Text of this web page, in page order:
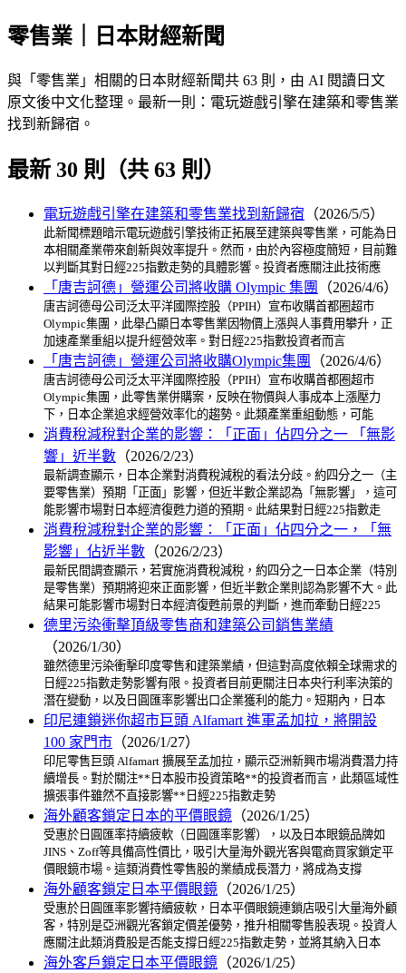
零售業｜日本財經新聞
與「零售業」相關的日本財經新聞共 63 則，由 AI 閱讀日文
原文後中文化整理。最新一則：電玩遊戲引擎在建築和零售業
找到新歸宿。
最新 30 則（共 63 則）
電玩遊戲引擎在建築和零售業找到新歸宿 （2026/5/5）
此新聞標題暗示電玩遊戲引擎技術正拓展至建築與零售業，可能為日
本相關產業帶來創新與效率提升。然而，由於內容極度簡短，目前難
以判斷其對日經225指數走勢的具體影響。投資者應關注此技術應
「唐吉訶德」營運公司將收購 Olympic 集團 （2026/4/6）
唐吉訶德母公司泛太平洋國際控股（PPIH）宣布收購首都圈超市
Olympic集團，此舉凸顯日本零售業因物價上漲與人事費用攀升，正
加速產業重組以提升經營效率。對日經225指數投資者而言
「唐吉訶德」營運公司將收購Olympic集團 （2026/4/6）
唐吉訶德母公司泛太平洋國際控股（PPIH）宣布收購首都圈超市
Olympic集團，此零售業併購案，反映在物價與人事成本上漲壓力
下，日本企業追求經營效率化的趨勢。此類產業重組動態，可能
消費稅減稅對企業的影響：「正面」佔四分之一 「無影
響」近半數 （2026/2/23）
最新調查顯示，日本企業對消費稅減稅的看法分歧。約四分之一（主
要零售業）預期「正面」影響，但近半數企業認為「無影響」，這可
能影響市場對日本經濟復甦力道的預期。此結果對日經225指數走
消費稅減稅對企業的影響：「正面」佔四分之一，「無
影響」佔近半數 （2026/2/23）
最新民間調查顯示，若實施消費稅減稅，約四分之一日本企業（特別
是零售業）預期將迎來正面影響，但近半數企業則認為影響不大。此
結果可能影響市場對日本經濟復甦前景的判斷，進而牽動日經225
德里污染衝擊頂級零售商和建築公司銷售業績
（2026/1/30）
雖然德里污染衝擊印度零售和建築業績，但這對高度依賴全球需求的
日經225指數走勢影響有限。投資者目前更關注日本央行利率決策的
潛在變動，以及日圓匯率影響出口企業獲利的能力。短期內，日本
印尼連鎖迷你超市巨頭 Alfamart 進軍孟加拉，將開設
100 家門市 （2026/1/27）
印尼零售巨頭 Alfamart 擴展至孟加拉，顯示亞洲新興市場消費潛力持
續增長。對於關注**日本股市投資策略**的投資者而言，此類區域性
擴張事件雖然不直接影響**日經225指數走勢
海外顧客鎖定日本的平價眼鏡 （2026/1/25）
受惠於日圓匯率持續疲軟（日圓匯率影響），以及日本眼鏡品牌如
JINS、Zoff等具備高性價比，吸引大量海外觀光客與電商買家鎖定平
價眼鏡市場。這類消費性零售股的業績成長潛力，將成為支撐
海外顧客鎖定日本平價眼鏡 （2026/1/25）
受惠於日圓匯率影響持續疲軟，日本平價眼鏡連鎖店吸引大量海外顧
客，特別是亞洲觀光客鎖定價差優勢，推升相關零售股表現。投資人
應關注此類消費股是否能支撐日經225指數走勢，並將其納入日本
海外客戶鎖定日本平價眼鏡 （2026/1/25）